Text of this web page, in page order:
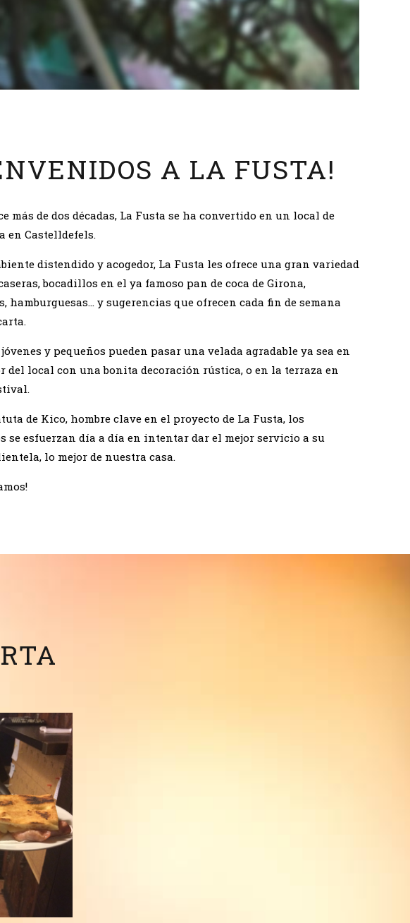
A LA FUSTA!
más de dos décadas, La Fusta se ha convertido en un local de
en Castelldefels.
distendido y acogedor, La Fusta les ofrece una gran variedad
bocadillos en el ya famoso pan de coca de Girona,
hamburguesas… y sugerencias que ofrecen cada fin de semana
y pequeños pueden pasar una velada agradable ya sea en
del local con una bonita decoración rústica, o en la terraza en
de Kico, hombre clave en el proyecto de La Fusta, los
se esfuerzan día a día en intentar dar el mejor servicio a su
lo mejor de nuestra casa.